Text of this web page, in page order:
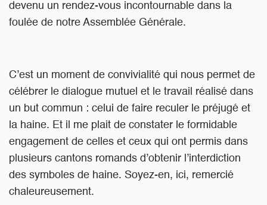
devenu un rendez-vous incontournable dans la
foulée de notre Assemblée Générale.
C’est un moment de convivialité qui nous permet de
célébrer le dialogue mutuel et le travail réalisé dans
un but commun : celui de faire reculer le préjugé et
la haine. Et il me plait de constater le formidable
engagement de celles et ceux qui ont permis dans
plusieurs cantons romands d’obtenir l’interdiction
des symboles de haine. Soyez-en, ici, remercié
chaleureusement.